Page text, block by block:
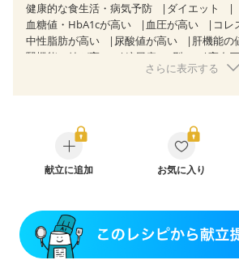
健康的な食生活・病気予防
ダイエット
血糖値・HbA1cが高い
血圧が高い
コレ
中性脂肪が高い
尿酸値が高い
肝機能の
腎機能の値が高い
糖尿病（2型） 高血圧
狭心症 心筋梗塞
糖尿病性腎症（第２期）
糖尿病性腎症（
CKD（ステージ１）
CKD（ステージ２）
CKD（ステージ３a）
CKD（ステージ３b）
乳がん治療を終えた方・経過観察中の方など
飲み込みにくい
食欲がない 産後（ミル
骨粗しょう症
さらに表示する
献立に追加 お気に入り